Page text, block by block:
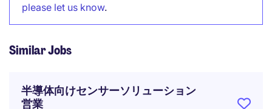
please let us know.
Similar Jobs
半導体向けセンサーソリューション
営業